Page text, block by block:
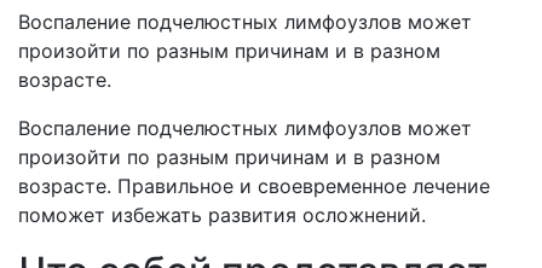
Воспаление подчелюстных лимфоузлов может
произойти по разным причинам и в разном
возрасте.
Воспаление подчелюстных лимфоузлов может
произойти по разным причинам и в разном
возрасте. Правильное и своевременное лечение
поможет избежать развития осложнений.